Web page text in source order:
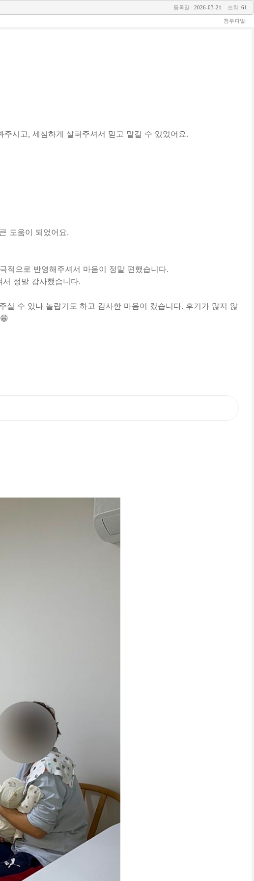
등록일 : 2026-03-21 조회: 61
첨부파일:
시고, 세심하게 살펴주셔서 믿고 맡길 수 있었어요.
도움이 되었어요.
적으로 반영해주셔서 마음이 정말 편했습니다.
정말 감사했습니다.
실 수 있나 놀랍기도 하고 감사한 마음이 컸습니다. 후기가 많지 않